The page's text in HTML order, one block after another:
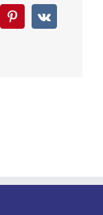
Pinterest
Vk